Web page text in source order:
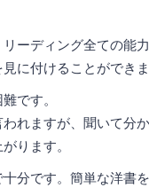
ーディング全ての能
に付けることができま
です。
れますが、聞いて分
ります。
分です。簡単な洋書